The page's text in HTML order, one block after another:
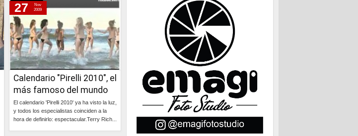
Calendario "Pirelli 2010", el
más famoso del mundo
El calendario 'Pirelli 2010' ya ha visto la luz,
y todos los especialistas coinciden a la
hora de definirlo: espectacular.Terry Rich...
27
Nov
2009